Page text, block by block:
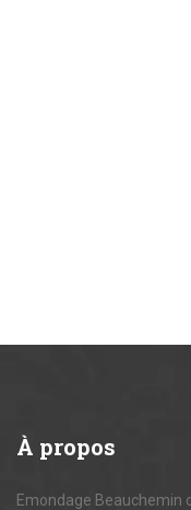
À propos
Emondage Beauchemin